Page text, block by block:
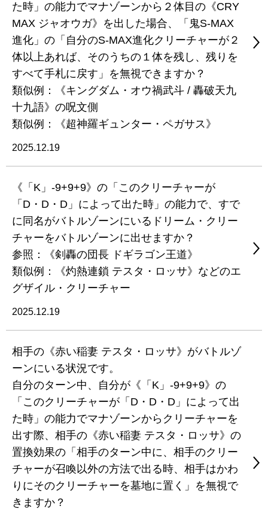
た時」の能力でマナゾーンから２体目の《CRY
MAX ジャオウガ》を出した場合、「鬼S-MAX
進化」の「自分のS-MAX進化クリーチャーが２
体以上あれば、そのうちの１体を残し、残りを
すべて手札に戻す」を無視できますか？
類似例：《キングダム・オウ禍武斗 / 轟破天九
十九語》の呪文側
類似例：《超神羅ギュンター・ペガサス》
2025.12.19
《「K」-9+9+9》の「このクリーチャーが
「D・D・D」によって出た時」の能力で、すで
に同名がバトルゾーンにいるドリーム・クリー
チャーをバトルゾーンに出せますか？
参照：《剣轟の団長 ドギラゴン王道》
類似例：《灼熱連鎖 テスタ・ロッサ》などのエ
グザイル・クリーチャー
2025.12.19
相手の《赤い稲妻 テスタ・ロッサ》がバトルゾ
ーンにいる状況です。
自分のターン中、自分が《「K」-9+9+9》の
「このクリーチャーが「D・D・D」によって出
た時」の能力でマナゾーンからクリーチャーを
出す際、相手の《赤い稲妻 テスタ・ロッサ》の
置換効果の「相手のターン中に、相手のクリー
チャーが召喚以外の方法で出る時、相手はかわ
りにそのクリーチャーを墓地に置く」を無視で
きますか？